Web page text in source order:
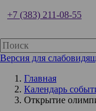
+7 (383) 211-08-55
Версия для
Главная
Календарь
Открытие